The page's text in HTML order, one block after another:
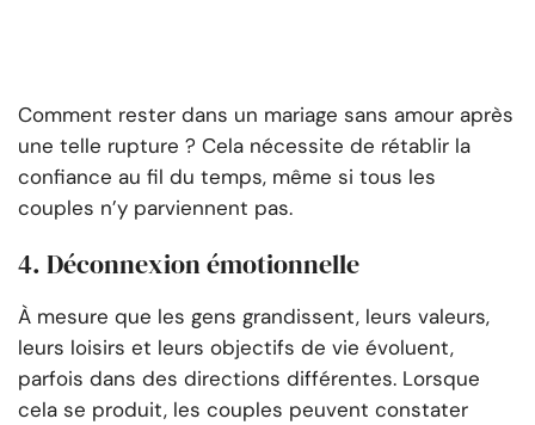
Comment rester dans un mariage sans amour après
une telle rupture ? Cela nécessite de rétablir la
confiance au fil du temps, même si tous les
couples n’y parviennent pas.
4. Déconnexion émotionnelle
À mesure que les gens grandissent, leurs valeurs,
leurs loisirs et leurs objectifs de vie évoluent,
parfois dans des directions différentes. Lorsque
cela se produit, les couples peuvent constater